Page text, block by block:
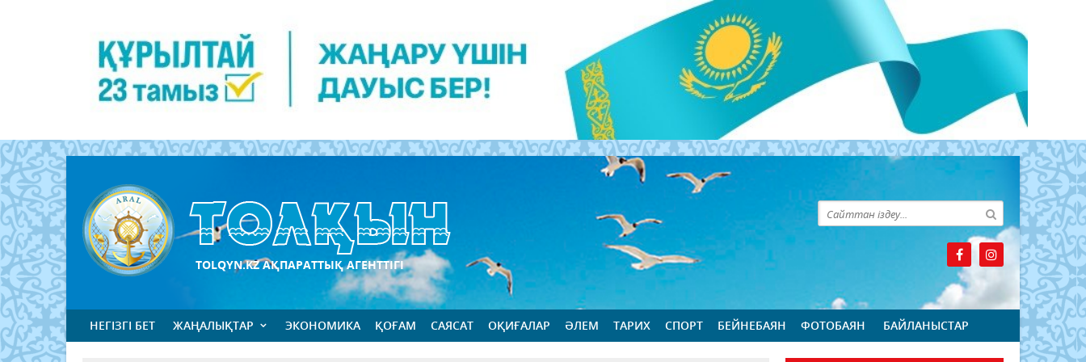
TOLQYN.KZ АҚПАРАТТЫҚ АГЕНТТІГІ
НЕГІЗГІ БЕТ ЖАҢАЛЫҚТАР ЭКОНОМИКА ҚОҒАМ САЯСАТ ОҚИҒАЛАР ӘЛЕМ ТАРИХ СПОРТ БЕЙНЕБАЯН ФОТОБАЯН БАЙЛАНЫСТАР